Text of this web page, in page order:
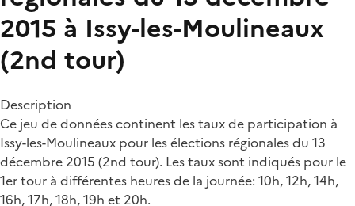
2015 à Issy-les-Moulineaux
(2nd tour)
Description
Ce jeu de données continent les taux de participation à
Issy-les-Moulineaux pour les élections régionales du 13
décembre 2015 (2nd tour). Les taux sont indiqués pour le
1er tour à différentes heures de la journée: 10h, 12h, 14h,
16h, 17h, 18h, 19h et 20h.